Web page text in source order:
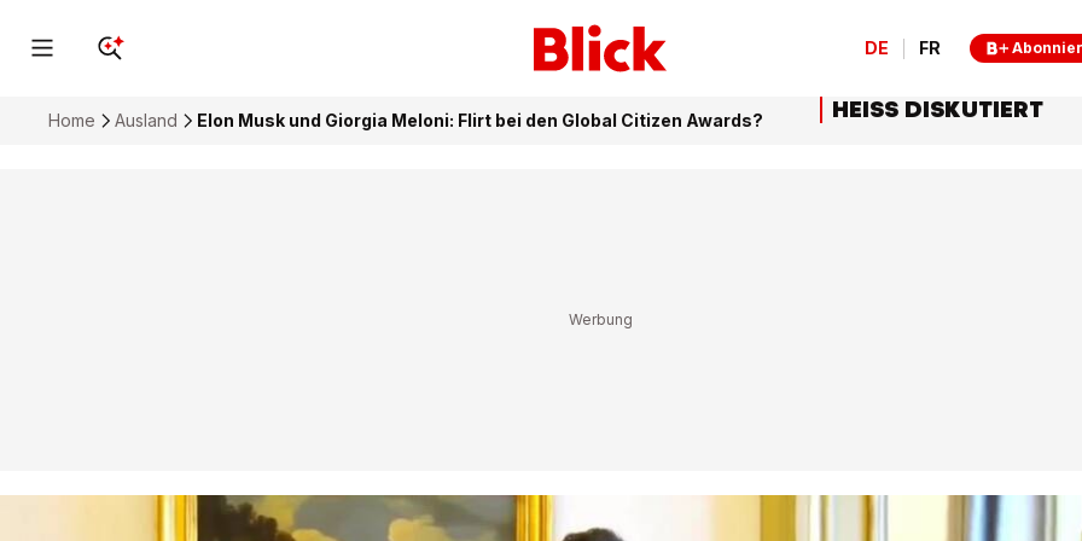
DE FR
Home Ausland Elon Musk und Giorgia Meloni: Flirt bei den Global Citizen Awards? HEISS DISKUTIERT